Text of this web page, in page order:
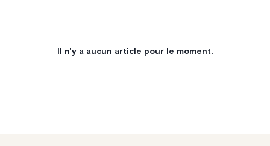
Il n'y a aucun article pour le moment.